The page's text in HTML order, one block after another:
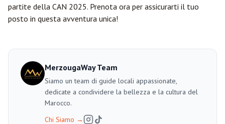
partite della CAN 2025. Prenota ora per assicurarti il tuo
posto in questa avventura unica!
MerzougaWay Team
Siamo un team di guide locali appassionate,
dedicate a condividere la bellezza e la cultura del
Marocco.
Chi Siamo →